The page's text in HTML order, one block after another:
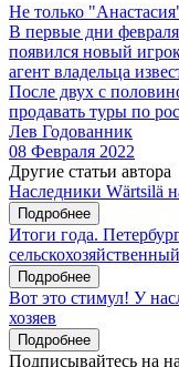
Не только
В первые дни
появился новый
агент владельца
После двух с
продавать туры по
Лев Годованник
08 Февраля 2022
Другие статьи автора
Наследники Wärtsilä
Подробнее
Итоги года.
сельскохозяйственный
Подробнее
Вот это стимул! У
хозяев
Подробнее
Подписывайтесь на